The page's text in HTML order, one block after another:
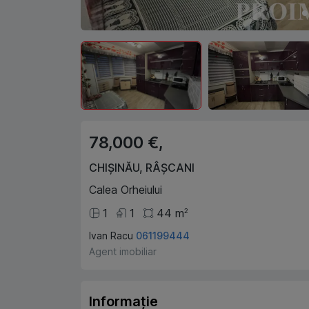
78,000 €,
CHIȘINĂU, RÂȘCANI
Calea Orheiului
1
1 44 m2
Ivan Racu 061199444
Agent imobiliar
Informație